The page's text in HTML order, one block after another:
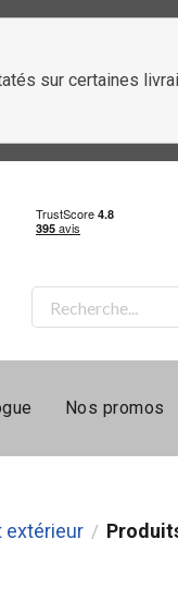
sur certaines
Nos promos
extérieur /